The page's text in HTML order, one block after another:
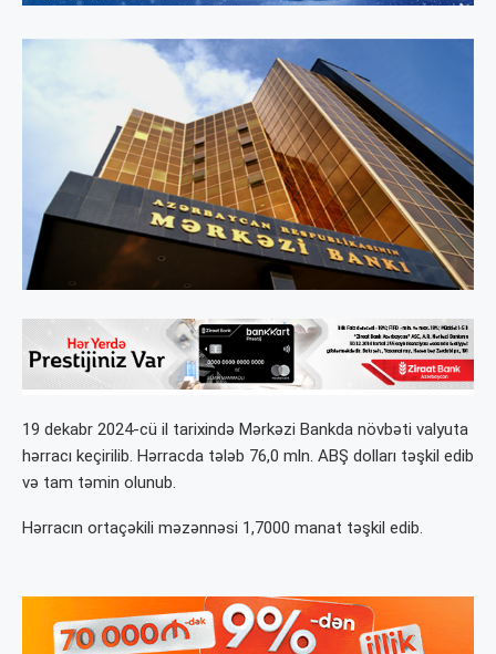
19 dekabr 2024-cü il tarixində Mərkəzi Bankda növbəti valyuta
hərracı keçirilib. Hərracda tələb 76,0 mln. ABŞ dolları təşkil edib
və tam təmin olunub.
Hərracın ortaçəkili məzənnəsi 1,7000 manat təşkil edib.